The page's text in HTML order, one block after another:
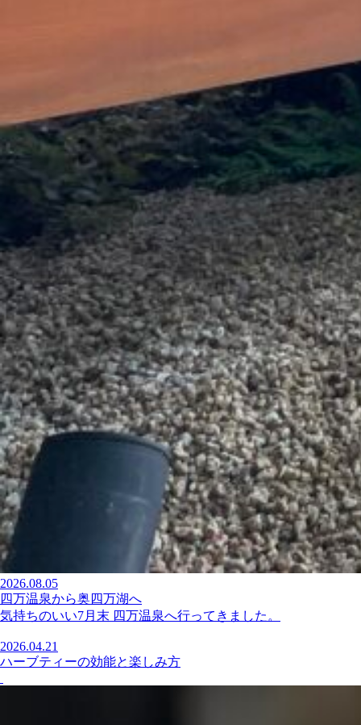
2026.08.05
四万温泉から奥四万湖へ
気持ちのいい7月末 四万温泉へ行ってきました。
2026.04.21
ハーブティーの効能と楽しみ方